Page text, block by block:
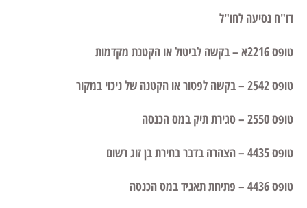
דו"ח נסיעה לחו"ל
טופס 2216א – בקשה לביטול או הקטנת מקדמות
טופס 2542 – בקשה לפטור או הקטנה של ניכוי במקור
טופס 2550 – סגירת תיק במס הכנסה
טופס 4435 – הצהרה בדבר בחירת בן זוג רשום
טופס 4436 – פתיחת תאגיד במס הכנסה